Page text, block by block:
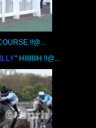
!!@...
," HIIIIIIIH !!@...